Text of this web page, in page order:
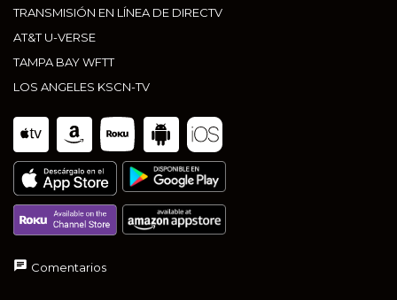
TRANSMISIÓN EN LÍNEA DE DIRECTV
AT&T U-VERSE
TAMPA BAY WFTT
LOS ANGELES KSCN-TV
Comentarios